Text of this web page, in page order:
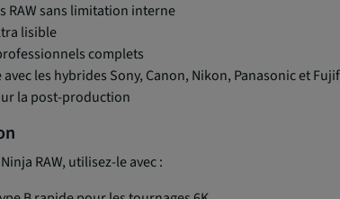
RAW sans limitation interne
lisible
complets
les hybrides Sony, Canon, Nikon, Panasonic et
la post-production
RAW, utilisez-le avec :